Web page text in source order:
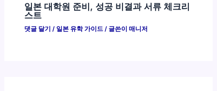
일본 대학원 준비, 성공 비결과 서류 체크리
스트
댓글 달기 / 일본 유학 가이드/ 글쓴이 매니저